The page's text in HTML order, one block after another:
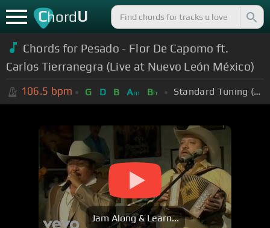
ChordU
Chords for Pesado - Flor De Capomo ft.
Carlos Tierranegra (Live at Nuevo León México)
106.5 bpm G D B Am Bb Standard Tuning (EADGBE)
Jam Along & Learn...